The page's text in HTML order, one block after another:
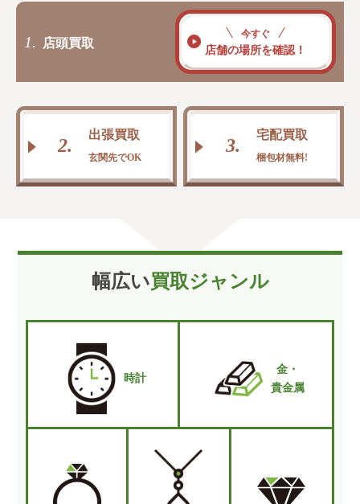
1. 店頭買取
今すぐ
店舗の場所を確認！
2.
出張買取
玄関先でOK
3.
宅配買取
梱包材無料!
幅広い買取ジャンル
時計
金・
貴金属